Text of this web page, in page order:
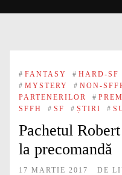
# FANTASY # HARD-SF
# MYSTERY # NON-
PARTENERILOR
#
SFFH
# SF # ȘTIRI #
Pachetul
la precomandă
17 MARTIE 2017 DE